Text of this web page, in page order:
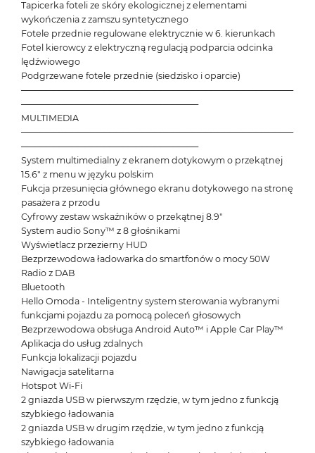
Tapicerka foteli ze skóry ekologicznej z elementami
wykończenia z zamszu syntetycznego
Fotele przednie regulowane elektrycznie w 6. kierunkach
Fotel kierowcy z elektryczną regulacją podparcia odcinka
lędźwiowego
Podgrzewane fotele przednie (siedzisko i oparcie)
───────────────────────────────────────────
────────────────────────────
MULTIMEDIA
───────────────────────────────────────────
────────────────────────────
System multimedialny z ekranem dotykowym o przekątnej
15.6" z menu w języku polskim
Fukcja przesunięcia głównego ekranu dotykowego na stronę
pasażera z przodu
Cyfrowy zestaw wskaźników o przekątnej 8.9"
System audio Sony™ z 8 głośnikami
Wyświetlacz przezierny HUD
Bezprzewodowa ładowarka do smartfonów o mocy 50W
Radio z DAB
Bluetooth
Hello Omoda - Inteligentny system sterowania wybranymi
funkcjami pojazdu za pomocą poleceń głosowych
Bezprzewodowa obsługa Android Auto™ i Apple Car Play™
Aplikacja do usług zdalnych
Funkcja lokalizacji pojazdu
Nawigacja satelitarna
Hotspot Wi-Fi
2 gniazda USB w pierwszym rzędzie, w tym jedno z funkcją
szybkiego ładowania
2 gniazda USB w drugim rzędzie, w tym jedno z funkcją
szybkiego ładowania